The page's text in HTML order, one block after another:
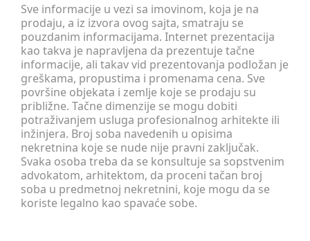
Sve informacije u vezi sa imovinom, koja je na
prodaju, a iz izvora ovog sajta, smatraju se
pouzdanim informacijama. Internet prezentacija
kao takva je napravljena da prezentuje tačne
informacije, ali takav vid prezentovanja podložan je
greškama, propustima i promenama cena. Sve
površine objekata i zemlje koje se prodaju su
približne. Tačne dimenzije se mogu dobiti
potraživanjem usluga profesionalnog arhitekte ili
inžinjera. Broj soba navedenih u opisima
nekretnina koje se nude nije pravni zaključak.
Svaka osoba treba da se konsultuje sa sopstvenim
advokatom, arhitektom, da proceni tačan broj
soba u predmetnoj nekretnini, koje mogu da se
koriste legalno kao spavaće sobe.